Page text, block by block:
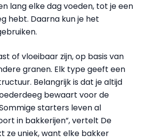
lang elke dag voeden, tot je een
hebt. Daarna kun je het
of vloeibaar zijn, op basis van
granen. Elk type geeft een
Belangrijk is dat je altijd
bewaart voor de
starters leven al
in bakkerijen”, vertelt De
ze uniek, want elke bakker